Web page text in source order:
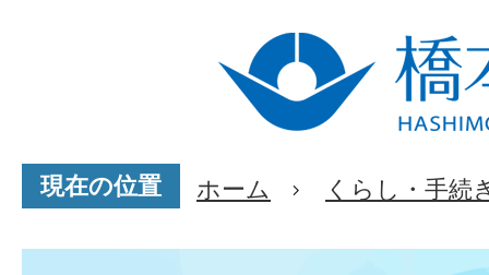
現在の位置 ホーム くらし・手続